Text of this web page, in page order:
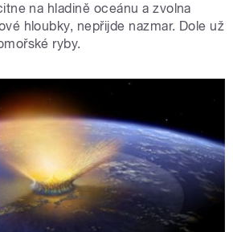
na hladině oceánu a zvolna
hloubky, nepřijde nazmar. Dole už
ryby.